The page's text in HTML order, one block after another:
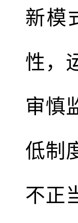
新模
性，
审慎
低制
不正